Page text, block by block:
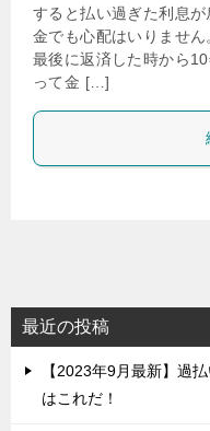
すると払い過ぎた利息
金でも心配はいりません
最後に返済した時から
って金 […]
最近の投稿
【2023年9月最新】過
はこれだ！